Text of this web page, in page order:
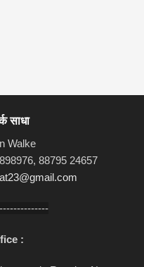
साधा
Walke
88795 24657
: